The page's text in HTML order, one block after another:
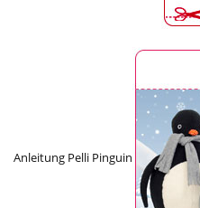
Anleitung Pelli Pinguin